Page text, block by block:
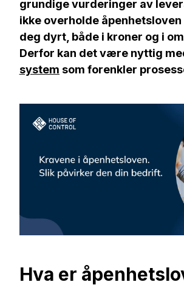
grundige vurderinger av
ikke overholde åpenhetsloven
deg dyrt, både i kroner og i
Derfor kan det være nyttig
system som forenkler
Hva er